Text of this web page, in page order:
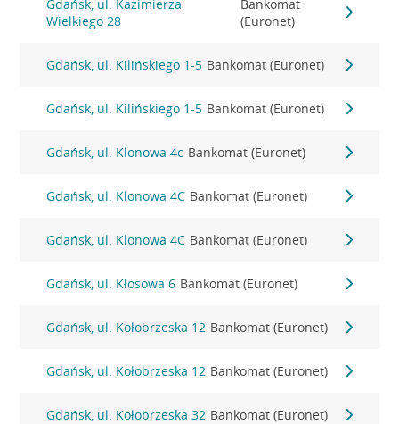
Gdańsk, ul. Kazimierza
Wielkiego 28
Bankomat
(Euronet)
Gdańsk, ul. Kilińskiego 1-5 Bankomat (Euronet)
Gdańsk, ul. Kilińskiego 1-5 Bankomat (Euronet)
Gdańsk, ul. Klonowa 4c Bankomat (Euronet)
Gdańsk, ul. Klonowa 4C Bankomat (Euronet)
Gdańsk, ul. Klonowa 4C Bankomat (Euronet)
Gdańsk, ul. Kłosowa 6 Bankomat (Euronet)
Gdańsk, ul. Kołobrzeska 12 Bankomat (Euronet)
Gdańsk, ul. Kołobrzeska 12 Bankomat (Euronet)
Gdańsk, ul. Kołobrzeska 32 Bankomat (Euronet)